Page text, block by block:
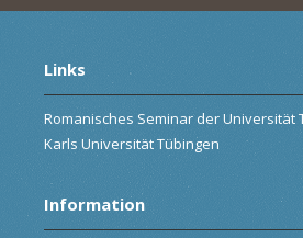
Links
Romanisches Seminar der Universität
Karls Universität Tübingen
Information